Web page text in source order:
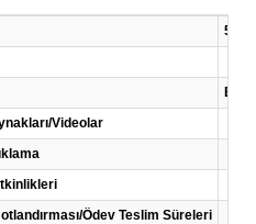
5
Bu
Videolar
Ödev Teslim Süreleri